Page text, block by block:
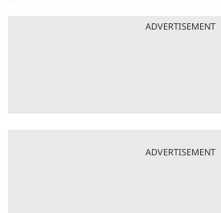
ADVERTISEMENT
ADVERTISEMENT